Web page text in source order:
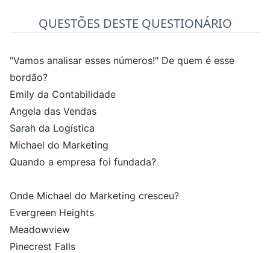
QUESTÕES DESTE QUESTIONÁRIO
"Vamos analisar esses números!" De quem é esse
bordão?
Emily da Contabilidade
Angela das Vendas
Sarah da Logística
Michael do Marketing
Quando a empresa foi fundada?
Onde Michael do Marketing cresceu?
Evergreen Heights
Meadowview
Pinecrest Falls